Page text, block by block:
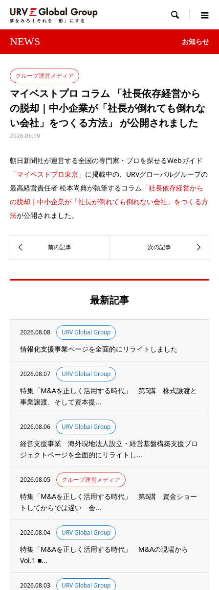

NEWS お知らせ
グループ運営メディア
マイベストプロ コラム 「社長依存経営から
の脱却｜中小企業が「社長が倒れても倒れな
い会社」をつくる方法」 が公開されました
2026.06.19
朝日新聞社が運営する全国の専門家・プロを探せるWebガイド
「マイベストプロ東京 」に掲載中の、URVグローバルグループの
最高経営責任者 松本尚典が執筆するコラム「社長依存経営から
の脱却｜中小企業が「社長が倒れても倒れない会社」をつくる方
法が公開されました。
最新記事
2026.08.08 URV Global Group
情報化支援事業ページを全面的にリライトしました
2026.08.07 URV Global Group
特集「M&Aを正しく活用する時代」 第5講 株式譲渡と
事業譲渡、そして資本提...
2026.08.06 URV Global Group
経営支援事業 海外現地法人設立・経営基盤構築支援プロ
ジェクトページを全面的にリライトし...
2026.08.05 グループ運営メディア
特集「M&Aを正しく活用する時代」 第6講 資金ショー
トしてからでは遅い 会...
2026.08.04 URV Global Group
特集「M&Aを正しく活用する時代」 M&Aの現場から
Vol.1 ■...
2026.08.03 URV Global Group